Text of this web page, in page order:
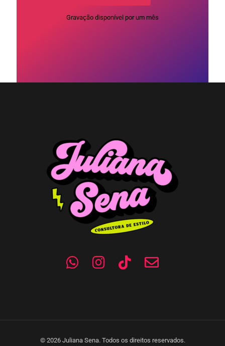
Gravação disponível por um mês
© 2026 Juliana Sena. Todos os direitos reservados.